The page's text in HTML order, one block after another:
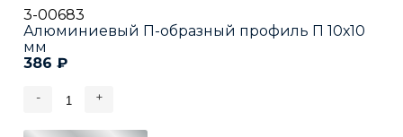
3-00683
Алюминиевый П-образный профиль П 10х10
мм
386 ₽
- +